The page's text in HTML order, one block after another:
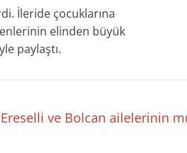
İleride çocuklarına
elinden büyük
paylaştı.
Ereselli ve Bolcan ailelerinin